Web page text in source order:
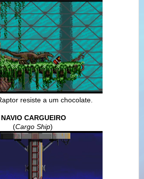
resiste a um chocolate.
NAVIO CARGUEIRO
(Cargo Ship)